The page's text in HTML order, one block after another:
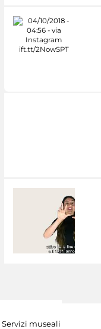
Servizi museali